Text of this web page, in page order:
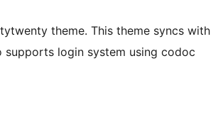
theme. This theme syncs with
login system using codoc